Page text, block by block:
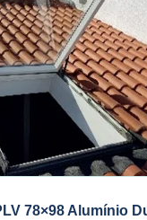
78×98 Alumínio